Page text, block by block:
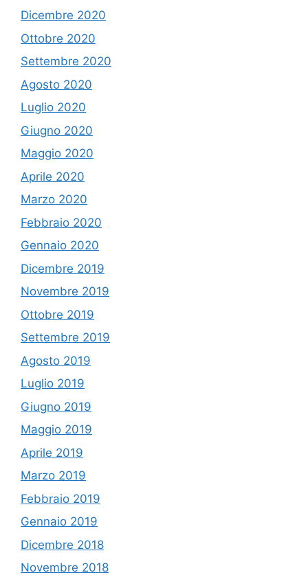
Dicembre 2020
Ottobre 2020
Settembre 2020
Agosto 2020
Luglio 2020
Giugno 2020
Maggio 2020
Aprile 2020
Marzo 2020
Febbraio 2020
Gennaio 2020
Dicembre 2019
Novembre 2019
Ottobre 2019
Settembre 2019
Agosto 2019
Luglio 2019
Giugno 2019
Maggio 2019
Aprile 2019
Marzo 2019
Febbraio 2019
Gennaio 2019
Dicembre 2018
Novembre 2018